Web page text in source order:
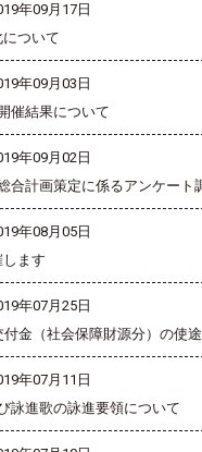
年09月17日
ついて
年09月03日
催結果について
年09月02日
合計画策定に係るアンケート
年08月05日
ます
年07月25日
金（社会保障財源分）の使
年07月11日
詠進歌の詠進要領について